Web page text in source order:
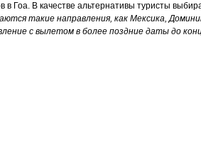
в Гоа. В качестве альтернативы туристы
такие направления, как Мексика,
с вылетом в более поздние даты до